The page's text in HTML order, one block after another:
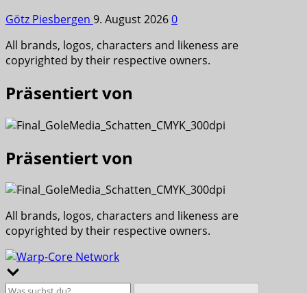
Götz Piesbergen 9. August 20260
All brands, logos, characters and likeness are
copyrighted by their respective owners.
Präsentiert von
Präsentiert von
All brands, logos, characters and likeness are
copyrighted by their respective owners.